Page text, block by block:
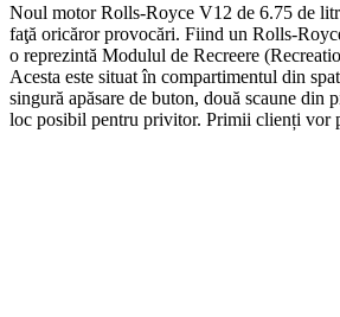
Noul motor Rolls-Royce V12 de 6.75 de
faţă oricăror provocări. Fiind un Rolls-
o reprezintă Modulul de Recreere
Acesta este situat în compartimentul din
singură apăsare de buton, două scaune
loc posibil pentru privitor. Primii clienți vor